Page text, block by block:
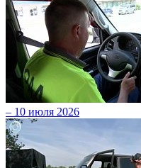
– 10 июля 2026